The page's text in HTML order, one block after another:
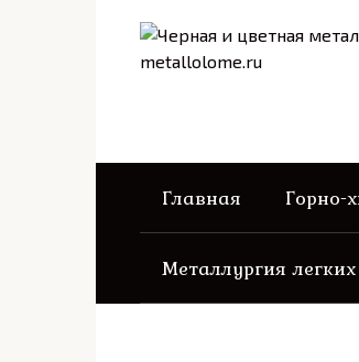
Главная Горно-
Металлургия